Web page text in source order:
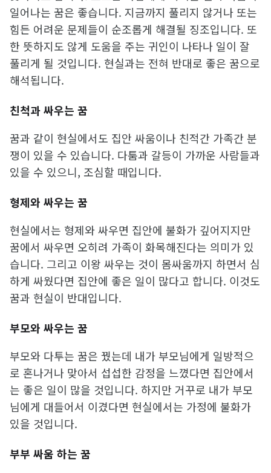
일어나는 꿈은 좋습니다. 지금까지 풀리지 않거나 또는
힘든 어려운 문제들이 순조롭게 해결될 징조입니다. 또
한 뜻하지도 않게 도움을 주는 귀인이 나타나 일이 잘
풀리게 될 것입니다. 현실과는 전혀 반대로 좋은 꿈으로
해석됩니다.
친척과 싸우는 꿈
꿈과 같이 현실에서도 집안 싸움이나 친적간 가족간 분
쟁이 있을 수 있습니다. 다툼과 갈등이 가까운 사람들과
있을 수 있으니, 조심할 때입니다.
형제와 싸우는 꿈
현실에서는 형제와 싸우면 집안에 불화가 깊어지지만
꿈에서 싸우면 오히려 가족이 화목해진다는 의미가 있
습니다. 그리고 이왕 싸우는 것이 몸싸움까지 하면서 심
하게 싸웠다면 집안에 좋은 일이 많다고 합니다. 이것도
꿈과 현실이 반대입니다.
부모와 싸우는 꿈
부모와 다투는 꿈은 꿨는데 내가 부모님에게 일방적으
로 혼나거나 맞아서 섭섭한 감정을 느꼈다면 집안에서
는 좋은 일이 많을 것입니다. 하지만 거꾸로 내가 부모
님에게 대들어서 이겼다면 현실에서는 가정에 불화가
있을 것입니다.
부부 싸움 하는 꿈